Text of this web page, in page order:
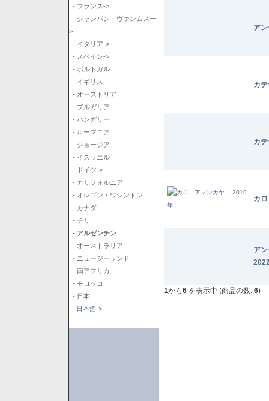
- フランス->
- シャンパン・ヴァンムスー-
>
- イタリア->
- スペイン->
- ポルトガル
- イギリス
- オーストリア
- ブルガリア
- ハンガリー
- ルーマニア
- ジョージア
- イスラエル
- ドイツ->
- カリフォルニア
- オレゴン・ワシントン
- カナダ
- チリ
- アルゼンチン
- オーストラリア
- ニュージーランド
- 南アフリカ
- モロッコ
- 日本
日本酒->
ア
カ
カ
カ
ア
1から6 を表示中 (商品の数: 6)